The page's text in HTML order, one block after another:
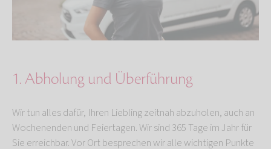
1. Abholung und Überführung
Wir tun alles dafür, Ihren Liebling zeitnah abzuholen, auch an
Wochenenden und Feiertagen. Wir sind 365 Tage im Jahr für
Sie erreichbar. Vor Ort besprechen wir alle wichtigen Punkte